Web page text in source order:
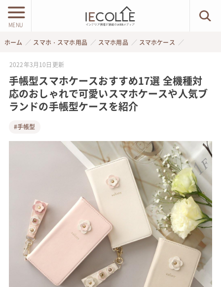
MENU
ホーム スマホ・スマホ用品 スマホ用品 スマホケース
2022年3月10日 更新
手帳型スマホケースおすすめ17選 全機種対
応のおしゃれで可愛いスマホケースや人気ブ
ランドの手帳型ケースを紹介
#手帳型